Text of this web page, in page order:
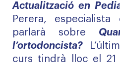
Actualització en
Perera, especialista
parlarà sobre
l’ortodoncista?
curs tindrà lloc el